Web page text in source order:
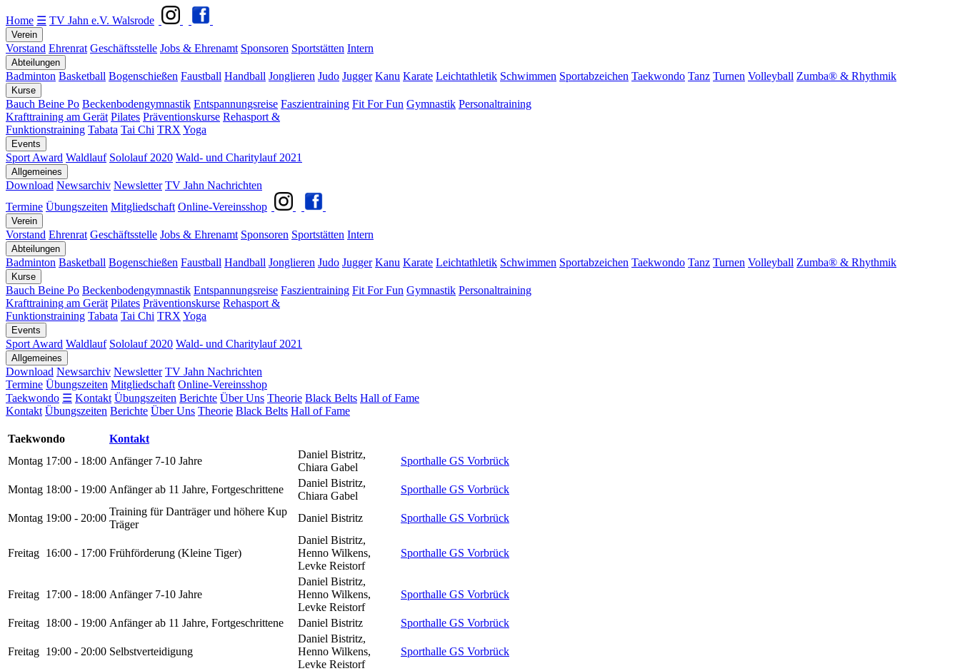
Home ☰ TV Jahn e.V. Walsrode
Verein
Vorstand Ehrenrat Geschäftsstelle Jobs & Ehrenamt Sponsoren Sportstätten Intern
Abteilungen
Badminton Basketball Bogenschießen Faustball Handball Jonglieren Judo Jugger Kanu Karate Leichtathletik Schwimmen Sportabzeichen Taekwondo Tanz Turnen Volleyball Zumba® & Rhythmik
Kurse
Bauch Beine Po Beckenbodengymnastik Entspannungsreise Faszientraining Fit For Fun Gymnastik Personaltraining
Krafttraining am Gerät Pilates Präventionskurse Rehasport &
Funktionstraining Tabata Tai Chi TRX Yoga
Events
Sport Award Waldlauf Sololauf 2020 Wald- und Charitylauf 2021
Allgemeines
Download Newsarchiv Newsletter TV Jahn Nachrichten
Termine Übungszeiten Mitgliedschaft Online-Vereinsshop
Verein
Vorstand Ehrenrat Geschäftsstelle Jobs & Ehrenamt Sponsoren Sportstätten Intern
Abteilungen
Badminton Basketball Bogenschießen Faustball Handball Jonglieren Judo Jugger Kanu Karate Leichtathletik Schwimmen Sportabzeichen Taekwondo Tanz Turnen Volleyball Zumba® & Rhythmik
Kurse
Bauch Beine Po Beckenbodengymnastik Entspannungsreise Faszientraining Fit For Fun Gymnastik Personaltraining
Krafttraining am Gerät Pilates Präventionskurse Rehasport &
Funktionstraining Tabata Tai Chi TRX Yoga
Events
Sport Award Waldlauf Sololauf 2020 Wald- und Charitylauf 2021
Allgemeines
Download Newsarchiv Newsletter TV Jahn Nachrichten
Termine Übungszeiten Mitgliedschaft Online-Vereinsshop
Taekwondo ☰ Kontakt Übungszeiten Berichte Über Uns Theorie Black Belts Hall of Fame
Kontakt Übungszeiten Berichte Über Uns Theorie Black Belts Hall of Fame
Taekwondo
Kontakt
Montag 17:00 - 18:00 Anfänger 7-10 Jahre
Daniel Bistritz,
Chiara Gabel
Sporthalle GS Vorbrück
Montag 18:00 - 19:00 Anfänger ab 11 Jahre, Fortgeschrittene
Daniel Bistritz,
Chiara Gabel
Sporthalle GS Vorbrück
Montag 19:00 - 20:00
Training für Danträger und höhere Kup
Träger
Daniel Bistritz Sporthalle GS Vorbrück
Freitag 16:00 - 17:00 Frühförderung (Kleine Tiger)
Daniel Bistritz,
Henno Wilkens,
Levke Reistorf
Sporthalle GS Vorbrück
Freitag 17:00 - 18:00 Anfänger 7-10 Jahre
Daniel Bistritz,
Henno Wilkens,
Levke Reistorf
Sporthalle GS Vorbrück
Freitag 18:00 - 19:00 Anfänger ab 11 Jahre, Fortgeschrittene Daniel Bistritz Sporthalle GS Vorbrück
Freitag 19:00 - 20:00 Selbstverteidigung
Daniel Bistritz,
Henno Wilkens,
Levke Reistorf
Sporthalle GS Vorbrück